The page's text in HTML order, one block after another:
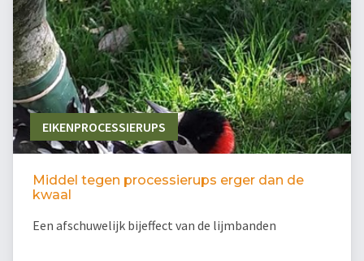
EIKENPROCESSIERUPS
Middel tegen processierups erger dan de
kwaal
Een afschuwelijk bijeffect van de lijmbanden